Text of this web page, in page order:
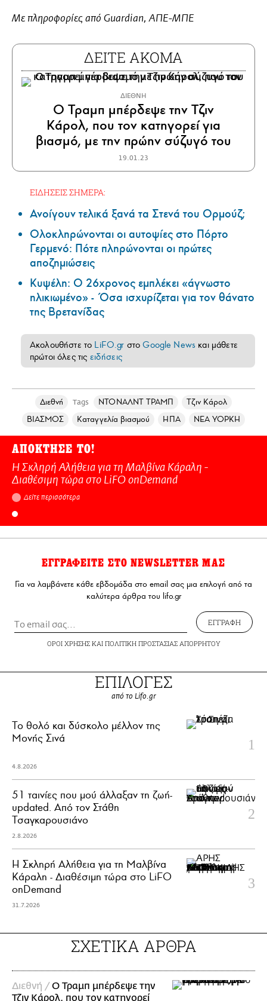
Με πληροφορίες από Guardian, ΑΠΕ-ΜΠΕ
ΔΕΙΤΕ ΑΚΟΜΑ
ΔΙΕΘΝΗ
Ο Τραμπ μπέρδεψε την Τζιν
Κάρολ, που τον κατηγορεί για
βιασμό, με την πρώην σύζυγό του
19.01.23
ΕΙΔΗΣΕΙΣ ΣΗΜΕΡΑ:
Ανοίγουν τελικά ξανά τα Στενά του Ορμούζ;
Ολοκληρώνονται οι αυτοψίες στο Πόρτο
Γερμενό: Πότε πληρώνονται οι πρώτες
αποζημιώσεις
Κυψέλη: Ο 26χρονος εμπλέκει «άγνωστο
ηλικιωμένο» - Όσα ισχυρίζεται για τον θάνατο
της Βρετανίδας
Ακολουθήστε το LiFO.gr στοGoogle News και μάθετε
πρώτοι όλες τις ειδήσεις
Διεθνή Tags ΝΤΟΝΑΛΝΤ ΤΡΑΜΠ
Τζιν Κάρολ
ΒΙΑΣΜΟΣ
Καταγγελία βιασμού ΗΠΑ ΝΕΑ ΥΟΡΚΗ
ΑΠΟΚΤΗΣΕ ΤΟ!
Η Σκληρή Αλήθεια για τη Μαλβίνα Κάραλη -
Διαθέσιμη τώρα στo LiFO onDemand
Δείτε περισσότερα
ΕΓΓΡΑΦΕΙΤΕ ΣΤΟ NEWSLETTER ΜΑΣ
Για να λαμβάνετε κάθε εβδομάδα στο email σας μια επιλογή από τα
καλύτερα άρθρα του lifo.gr
ΕΓΓΡΑΦΗ
ΟΡΟΙ ΧΡΗΣΗΣΚΑΙ ΠΟΛΙΤΙΚΗ ΠΡΟΣΤΑΣΙΑΣ ΑΠΟΡΡΗΤΟΥ
ΕΠΙΛΟΓΕΣ
από το Lifo.gr
Το θολό και δύσκολο μέλλον της
Μονής Σινά
4.8.2026
51 ταινίες που μού άλλαξαν τη ζωή-
updated. Aπό τον Στάθη
Τσαγκαρουσιάνο
2.8.2026
Η Σκληρή Αλήθεια για τη Μαλβίνα
Κάραλη - Διαθέσιμη τώρα στo LiFO
onDemand
31.7.2026
ΣΧΕΤΙΚΑ ΑΡΘΡΑ
Διεθνή / Ο Τραμπ μπέρδεψε την
Τζιν Κάρολ, που τον κατηγορεί